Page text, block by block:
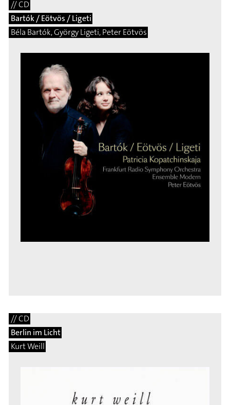
// CD
Bartók / Eötvös / Ligeti
Béla Bartók, György Ligeti, Peter Eötvös
// CD
Berlin im Licht
Kurt Weill